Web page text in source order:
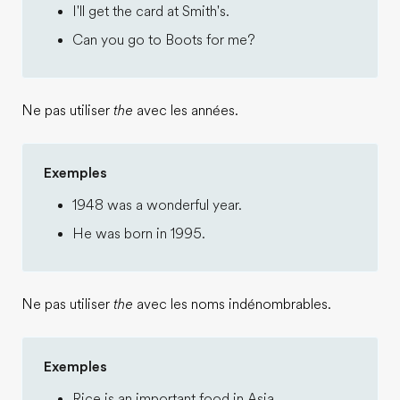
I'll get the card at Smith's.
Can you go to Boots for me?
Ne pas utiliser the avec les années.
Exemples
1948 was a wonderful year.
He was born in 1995.
Ne pas utiliser the avec les noms indénombrables.
Exemples